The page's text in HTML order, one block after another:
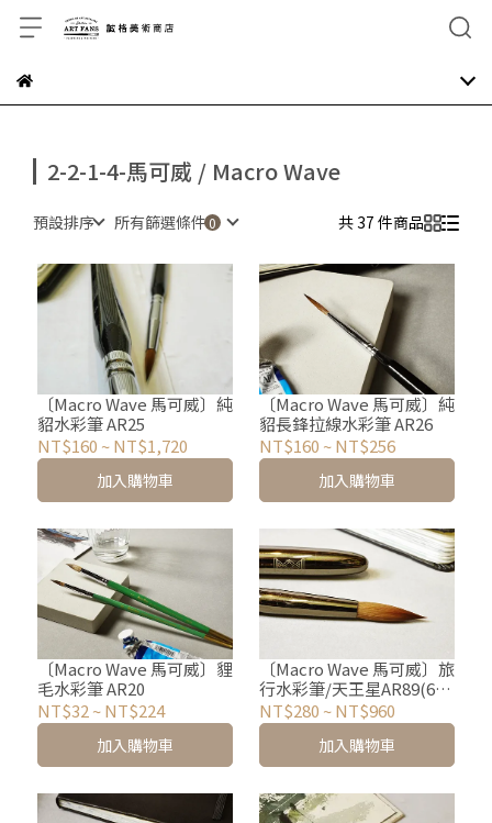
2-2-1-4-馬可威 / Macro Wave
預設排序 所有篩選條件 共 37 件商品
〔Macro Wave 馬可威〕純
貂水彩筆 AR25
NT$160 ~NT$1,720
加入購物車
〔Macro Wave 馬可威〕純
貂長鋒拉線水彩筆 AR26
NT$160 ~NT$256
加入購物車
〔Macro Wave 馬可威〕貍
毛水彩筆 AR20
NT$32 ~NT$224
加入購物車
〔Macro Wave 馬可威〕旅
行水彩筆/天王星AR89(6
款)
NT$280 ~NT$960
加入購物車